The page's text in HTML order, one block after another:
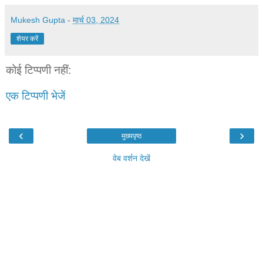
Mukesh Gupta - मार्च 03, 2024
शेयर करें
कोई टिप्पणी नहीं:
एक टिप्पणी भेजें
‹ ›
मुख्यपृष्ठ
वेब वर्शन देखें